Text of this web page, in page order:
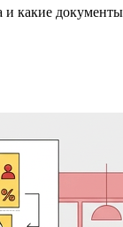
и какие